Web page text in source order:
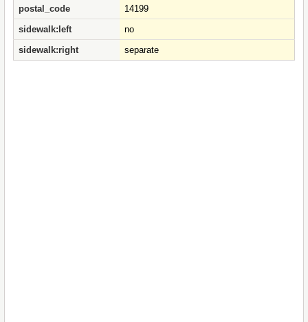
postal_code
14199
sidewalk:left
no
sidewalk:right
separate